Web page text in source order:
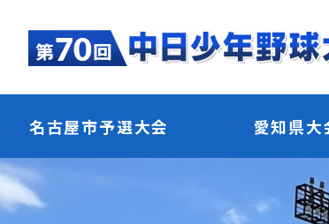
名古屋市予選大会 愛知県大